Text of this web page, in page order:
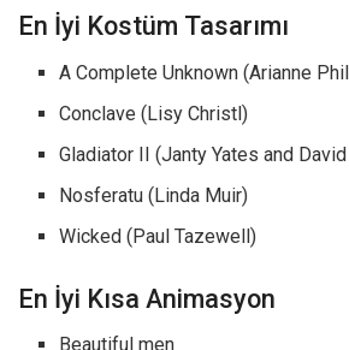
En İyi Kostüm Tasarımı
A Complete Unknown (Arianne
Conclave (Lisy Christl)
Gladiator II (Janty Yates and
Nosferatu (Linda Muir)
Wicked (Paul Tazewell)
En İyi Kısa Animasyon
Beautiful men